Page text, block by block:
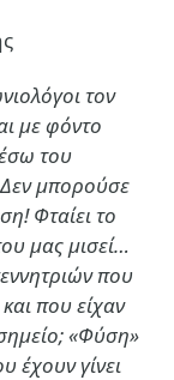
τον
με φόντο
του
μπορούσε
Φταίει το
μας μισεί…
που
που είχαν
«Φύση»
έχουν γίνει